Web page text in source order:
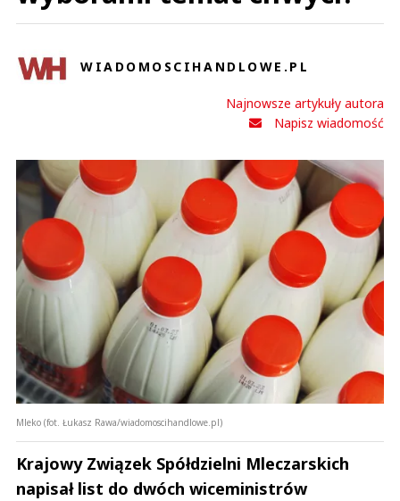
WIADOMOSCIHANDLOWE.PL
Najnowsze artykuły autora
Napisz wiadomość
Mleko (fot. Łukasz Rawa/wiadomoscihandlowe.pl)
Krajowy Związek Spółdzielni Mleczarskich
napisał list do dwóch wiceministrów